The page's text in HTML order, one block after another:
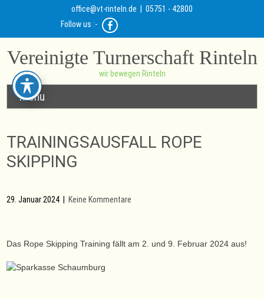
office@vt-rinteln.de | 05751 - 42800
Follow us :-
Vereinigte Turnerschaft Rinteln
wir bewegen Rinteln
Menu
TRAININGSAUSFALL ROPE
SKIPPING
29. Januar 2024 Keine Kommentare
Das Rope Skipping Training fällt am 2. und 9. Februar 2024 aus!